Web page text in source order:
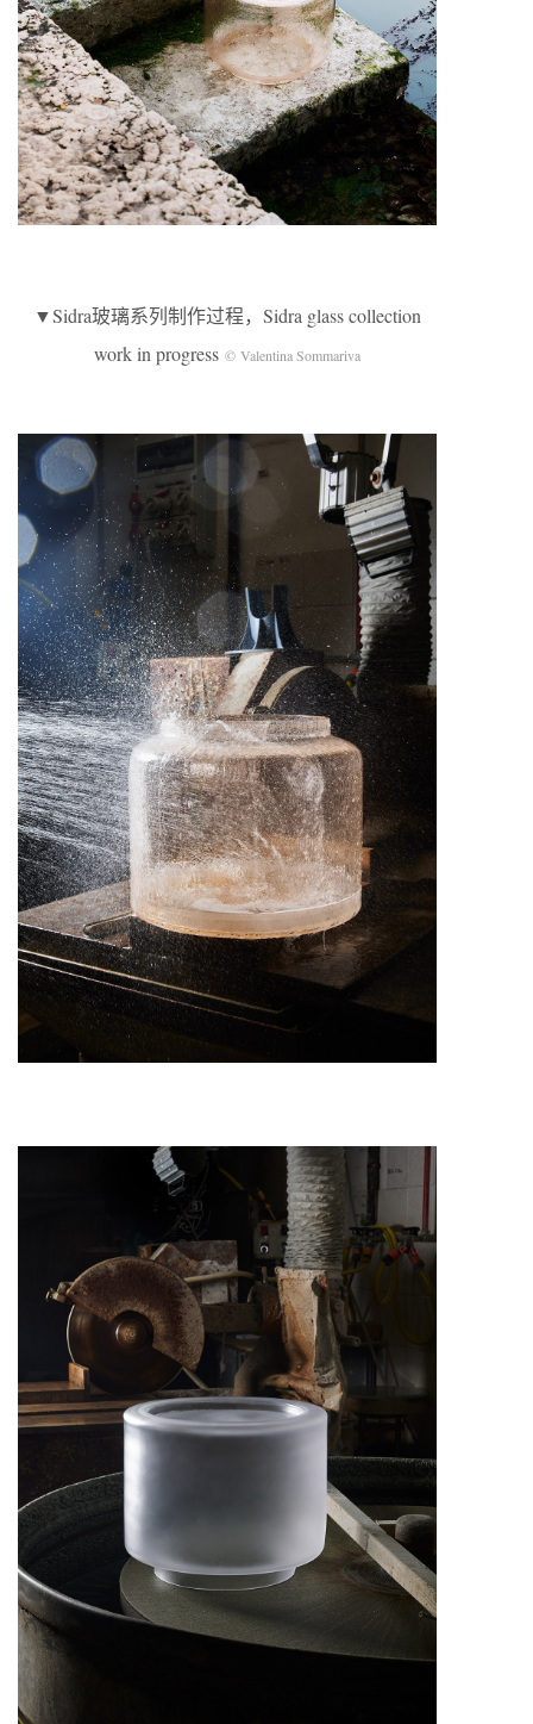
▼Sidra玻璃系列制作过程，Sidra glass collection
work in progress © Valentina Sommariva